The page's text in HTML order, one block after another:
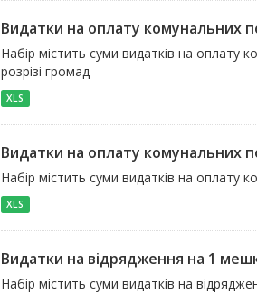
Видатки на оплату комунальних
Набір містить суми видатків на оплату
розрізі громад
XLS
Видатки на оплату комунальних
Набір містить суми видатків на оплату
XLS
Видатки на відрядження на 1
Набір містить суми видатків на